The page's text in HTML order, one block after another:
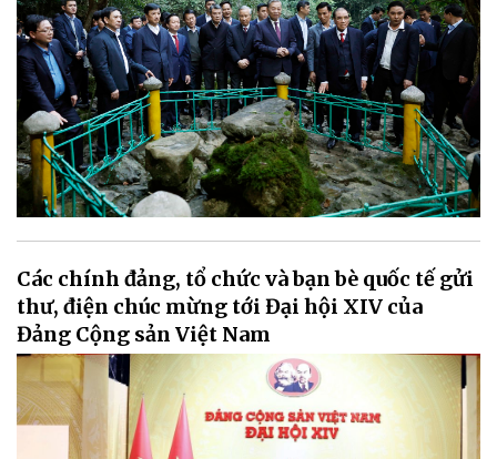
Các chính đảng, tổ chức và bạn bè quốc tế gửi
thư, điện chúc mừng tới Đại hội XIV của
Đảng Cộng sản Việt Nam